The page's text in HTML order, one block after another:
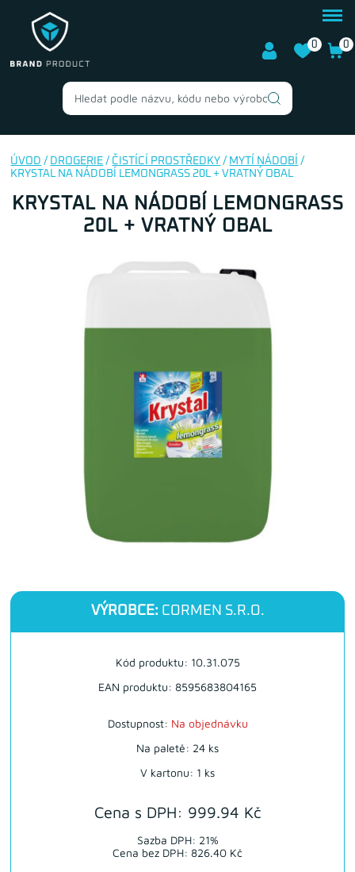
0 0
ÚVOD / DROGERIE / ČISTÍCÍ PROSTŘEDKY / MYTÍ NÁDOBÍ /
KRYSTAL NA NÁDOBÍ LEMONGRASS 20L + VRATNÝ OBAL
KRYSTAL NA NÁDOBÍ LEMONGRASS
20L + VRATNÝ OBAL
VÝROBCE: CORMEN S.R.O.
Cena s DPH: 999.94 Kč
Sazba DPH: 21%
Cena bez DPH: 826.40 Kč
Kód produktu: 10.31.075
EAN produktu: 8595683804165
Dostupnost: Na objednávku
Na paletě: 24 ks
V kartonu: 1 ks